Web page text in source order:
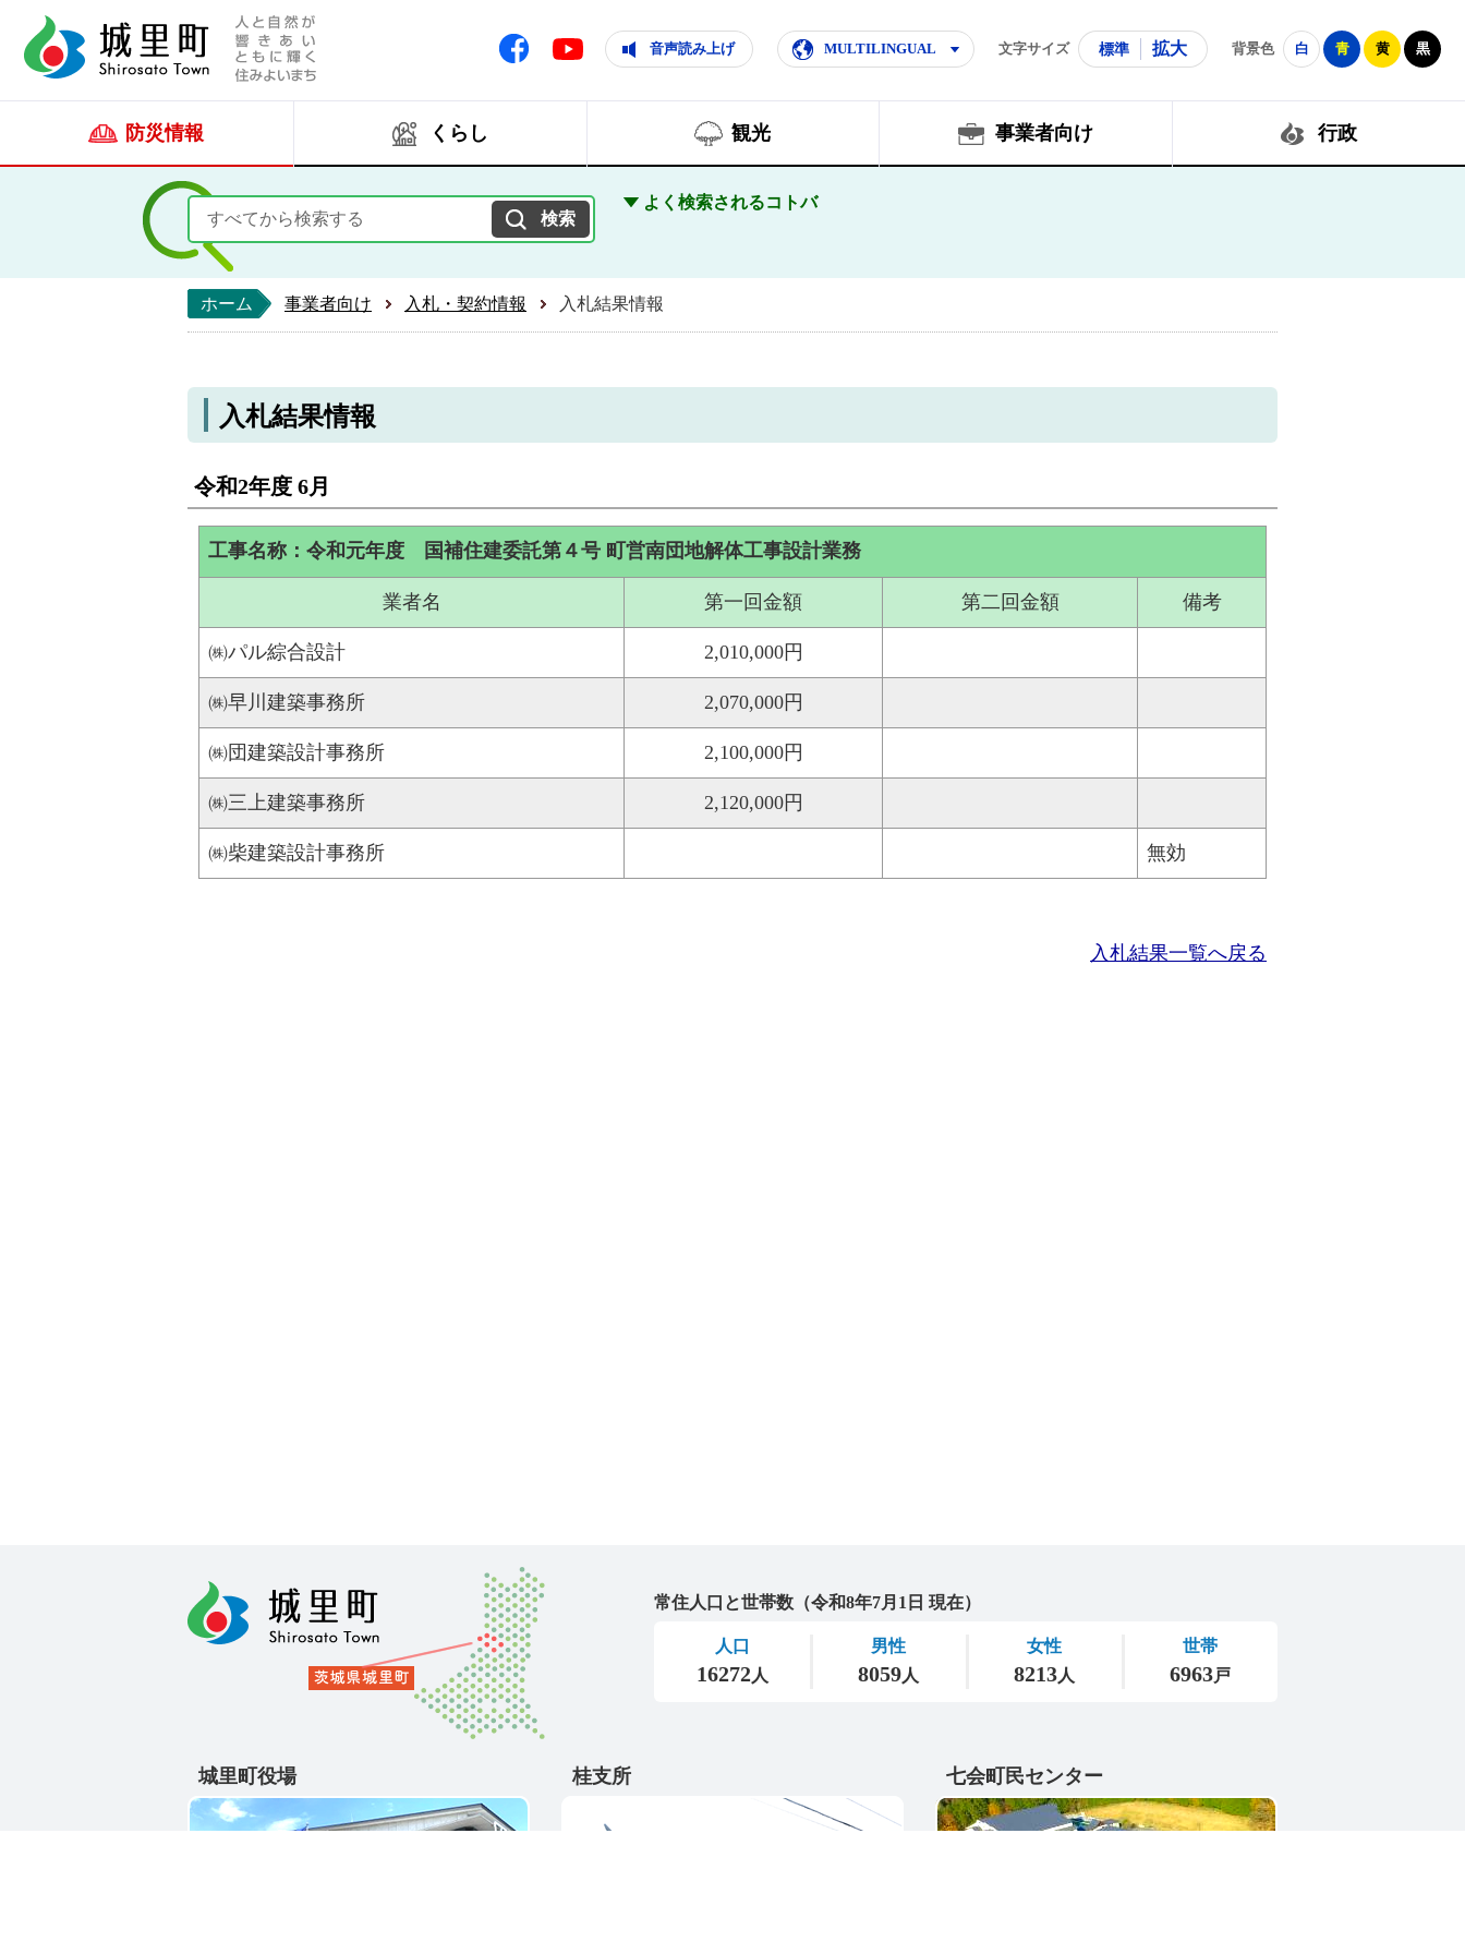
人と自然が響きあいともに輝く住みよいまち
Facebook Youtube 音声読み上げ MULTILINGUAL 文字サイズ 標準 拡大 背景色 白 青 黄 黒
防災情報 くらし 観光 事業者向け 行政
よく検索されるコトバ
ホーム 事業者向け 入札・契約情報 入札結果情報
入札結果情報
令和2年度 6月
工事名称：令和元年度 国補住建委託第４号 町営南団地解体工事設計業務
業者名 第一回金額 第二回金額 備考
㈱パル綜合設計 2,010,000円
㈱早川建築事務所 2,070,000円
㈱団建築設計事務所 2,100,000円
㈱三上建築事務所 2,120,000円
㈱柴建築設計事務所 無効
入札結果一覧へ戻る
城里町役場 桂支所 七会町民センター